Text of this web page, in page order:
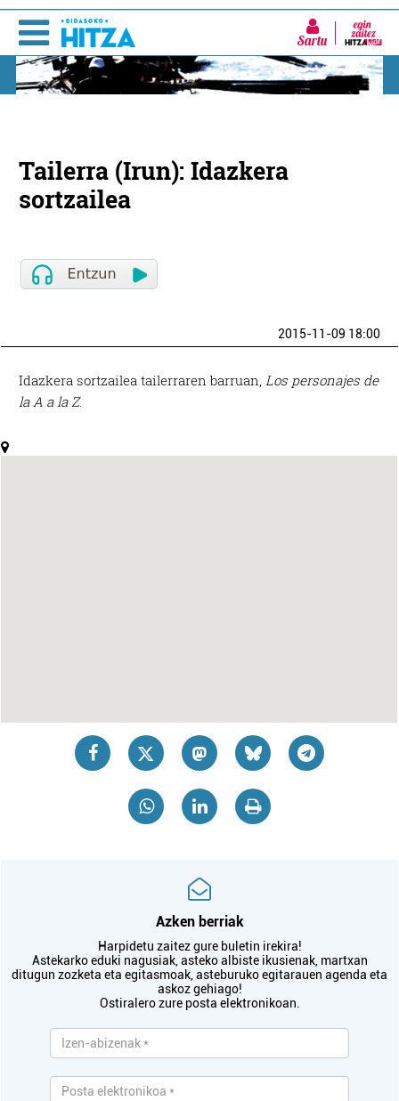
Sartu
Tailerra (Irun): Idazkera
sortzailea
2015-11-09 18:00
Idazkera sortzailea tailerraren barruan, Los personajes de
la A a la Z.
Azken berriak
Harpidetu zaitez gure buletin irekira!
Astekarko eduki nagusiak, asteko albiste ikusienak, martxan
ditugun zozketa eta egitasmoak, asteburuko egitarauen agenda eta
askoz gehiago!
Ostiralero zure posta elektronikoan.